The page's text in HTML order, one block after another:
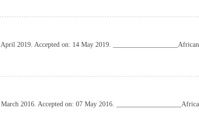
2019. Accepted on: 14 May 2019.
2016. Accepted on: 07 May 2016.